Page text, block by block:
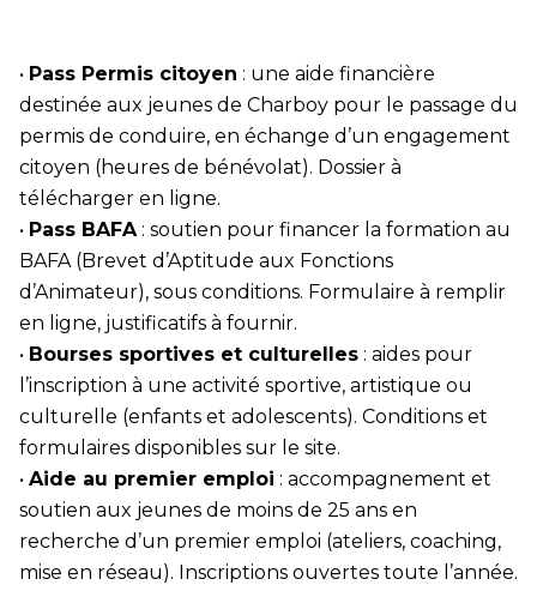
• Pass Permis citoyen : une aide financière
destinée aux jeunes de Charboy pour le passage du
permis de conduire, en échange d’un engagement
citoyen (heures de bénévolat). Dossier à
télécharger en ligne.
• Pass BAFA: soutien pour financer la formation au
BAFA (Brevet d’Aptitude aux Fonctions
d’Animateur), sous conditions. Formulaire à remplir
en ligne, justificatifs à fournir.
• Bourses sportives et culturelles : aides pour
l’inscription à une activité sportive, artistique ou
culturelle (enfants et adolescents). Conditions et
formulaires disponibles sur le site.
• Aide au premier emploi : accompagnement et
soutien aux jeunes de moins de 25 ans en
recherche d’un premier emploi (ateliers, coaching,
mise en réseau). Inscriptions ouvertes toute l’année.